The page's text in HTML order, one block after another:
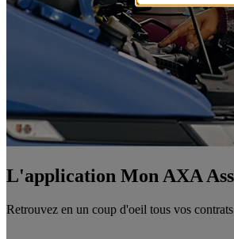
L'application Mon AXA
Retrouvez en un coup d'oeil tous vos